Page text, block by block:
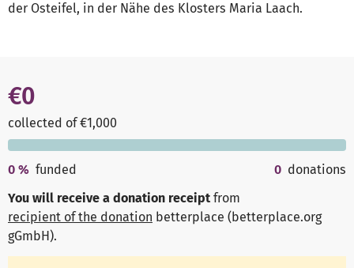
der Osteifel, in der Nähe des Klosters Maria Laach.
€0
collected of €1,000
0 % funded 0 donations
You will receive a donation receipt from
recipient of the donation betterplace (betterplace.org
gGmbH).